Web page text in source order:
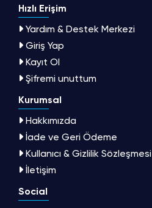
Hızlı Erişim
Yardım & Destek Merkezi
Giriş Yap
Kayıt Ol
Şifremi unuttum
Kurumsal
Hakkımızda
İade ve Geri Ödeme
Kullanıcı & Gizlilik Sözleşmesi
İletişim
Social